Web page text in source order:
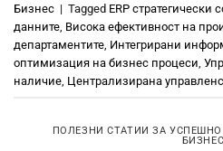
Бизнес | Tagged ERP стратегически
данните Висока ефективност на
департаментите Интегрирани
оптимизация на бизнес процеси
наличие Централизирана
ПОЛЕЗНИ СТАТИИ ЗА
БИЗНЕС